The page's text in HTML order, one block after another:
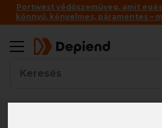
Portwest védőszemüveg, amit
könnyű, kényelmes, páramentes –